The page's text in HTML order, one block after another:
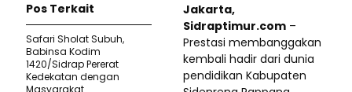
Jakarta,
Sidraptimur.com –
Prestasi membanggakan
kembali hadir dari dunia
pendidikan Kabupaten
Pos Terkait
Safari Sholat Subuh,
Babinsa Kodim
1420/Sidrap Pererat
Kedekatan dengan
Masyarakat